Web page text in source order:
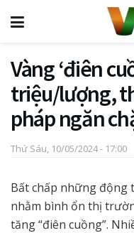
Vàng ‘điên
triệu/lượng,
pháp ngăn
Thứ Sáu, 10/05/2024 - 17:00
Bất chấp những động
nhằm bình ổn thị
tăng “điên cuồng”.